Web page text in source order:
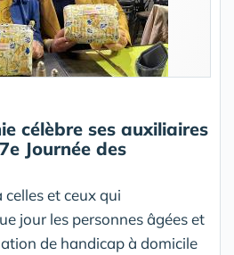
célèbre ses auxiliaires
Journée des
celles et ceux qui
jour les personnes âgées et
de handicap à domicile